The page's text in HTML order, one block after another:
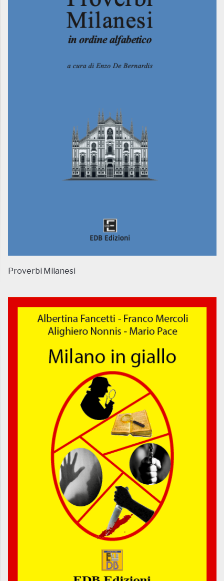
www.viveremilano.info
Fondato e diretto da Enzo De
Imbonati, 89 20159 Milano (Italia)
Proverbi Milanesi